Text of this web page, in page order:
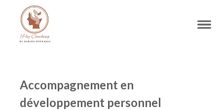
Accompagnement en
développement personnel